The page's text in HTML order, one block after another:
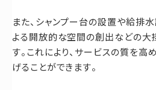
また、シャンプー台の設置や給排
よる開放的な空間の創出などの大
す。これにより、サービスの質を
げることができます。